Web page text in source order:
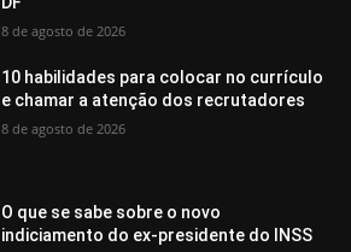
8 de agosto de 2026
10 habilidades para colocar no currículo
e chamar a atenção dos recrutadores
8 de agosto de 2026
O que se sabe sobre o novo
indiciamento do ex-presidente do INSS